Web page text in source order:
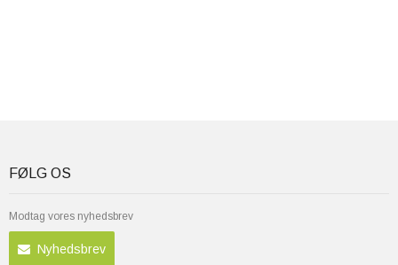
FØLG OS
Modtag vores nyhedsbrev
Nyhedsbrev